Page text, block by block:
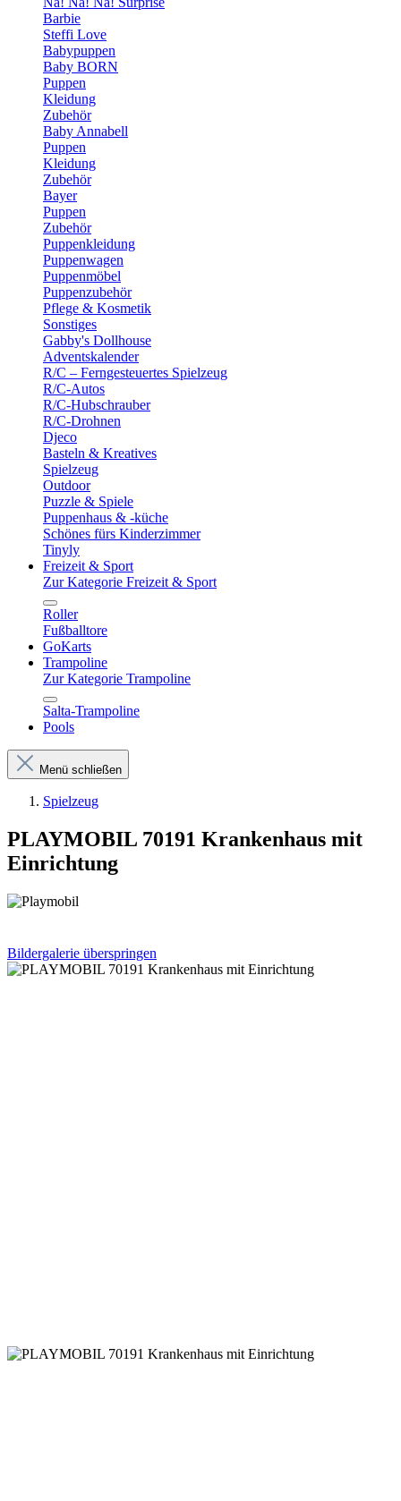
Barbie
Steffi Love
Babypuppen
Baby BORN
Puppen
Kleidung
Zubehör
Baby Annabell
Puppen
Kleidung
Zubehör
Bayer
Puppen
Zubehör
Puppenkleidung
Puppenwagen
Puppenmöbel
Puppenzubehör
Pflege & Kosmetik
Sonstiges
Gabby's Dollhouse
Adventskalender
R/C – Ferngesteuertes Spielzeug
R/C-Autos
R/C-Hubschrauber
R/C-Drohnen
Djeco
Basteln & Kreatives
Spielzeug
Outdoor
Puzzle & Spiele
Puppenhaus & -küche
Schönes fürs Kinderzimmer
Tinyly
Freizeit & Sport
Zur Kategorie Freizeit & Sport
Roller
Fußballtore
GoKarts
Trampoline
Zur Kategorie Trampoline
Salta-Trampoline
Pools
Menü schließen
Spielzeug
PLAYMOBIL 70191 Krankenhaus mit
Einrichtung
Bildergalerie überspringen